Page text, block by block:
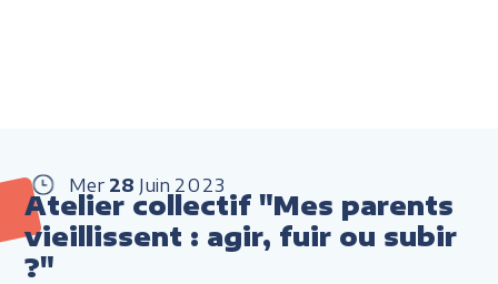
Mer 28 Juin 2023
Atelier collectif "Mes parents
vieillissent : agir, fuir ou subir
?"